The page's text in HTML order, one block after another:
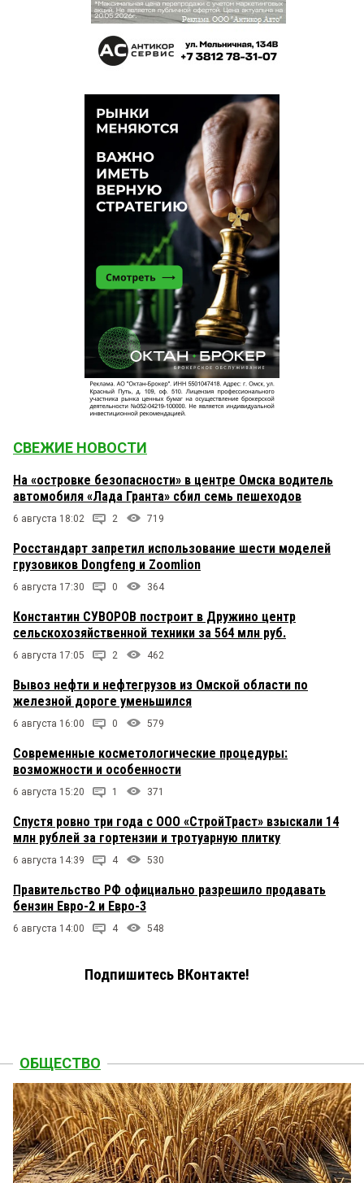
СВЕЖИЕ НОВОСТИ
На «островке безопасности» в центре Омска водитель
автомобиля «Лада Гранта» сбил семь пешеходов
6 августа 18:02 2 719
Росстандарт запретил использование шести моделей
грузовиков Dongfeng и Zoomlion
6 августа 17:30 0 364
Константин СУВОРОВ построит в Дружино центр
сельскохозяйственной техники за 564 млн руб.
6 августа 17:05 2 462
Вывоз нефти и нефтегрузов из Омской области по
железной дороге уменьшился
6 августа 16:00 0 579
Современные косметологические процедуры:
возможности и особенности
6 августа 15:20 1 371
Спустя ровно три года с ООО «СтройТраст» взыскали 14
млн рублей за гортензии и тротуарную плитку
6 августа 14:39 4 530
Правительство РФ официально разрешило продавать
бензин Евро-2 и Евро-3
6 августа 14:00 4 548
Подпишитесь ВКонтакте!
ОБЩЕСТВО